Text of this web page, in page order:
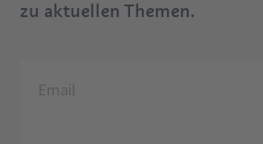
zu aktuellen Themen.